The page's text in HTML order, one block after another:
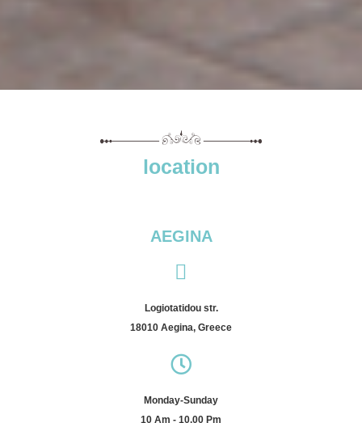
location
AEGINA
Logiotatidou str.
18010 Aegina, Greece
Monday-Sunday
10 Am - 10.00 Pm